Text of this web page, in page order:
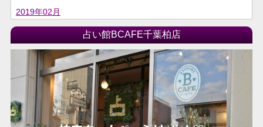
2019年02月
占い館BCAFE千葉柏店